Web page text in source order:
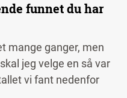
funnet du har
mange ganger, men
jeg velge en så var
vi fant nedenfor